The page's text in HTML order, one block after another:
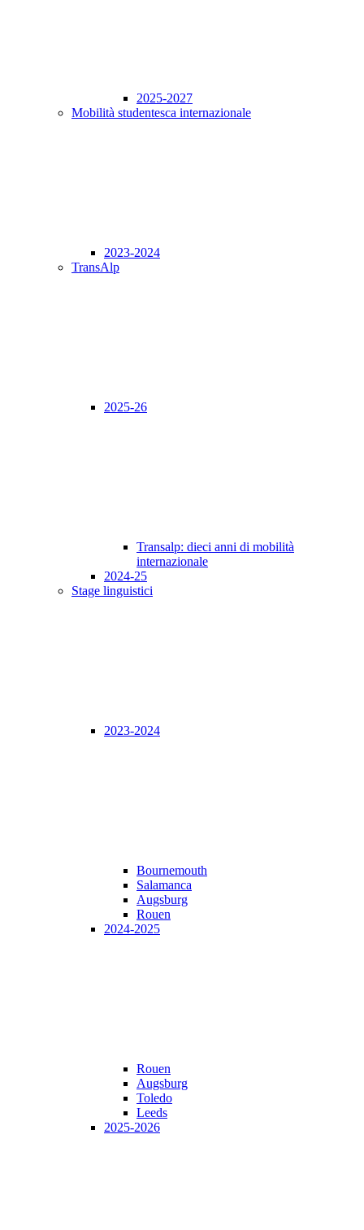
2025-2027
Mobilità studentesca internazionale
2023-2024
TransAlp
2025-26
Transalp: dieci anni di mobilità
internazionale
2024-25
Stage linguistici
2023-2024
Bournemouth
Salamanca
Augsburg
Rouen
2024-2025
Rouen
Augsburg
Toledo
Leeds
2025-2026